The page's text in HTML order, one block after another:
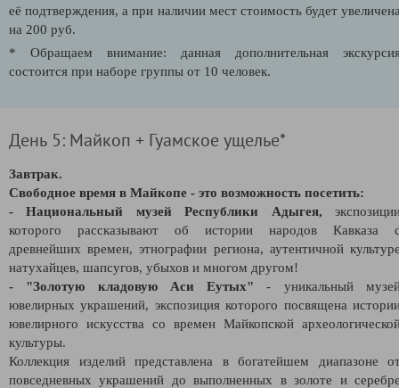
её подтверждения, а при наличии мест стоимость будет
на 200 руб.
* Обращаем внимание: данная дополнительная
состоится при наборе группы от 10 человек.
День 5: Майкоп + Гуамское ущелье*
Завтрак.
Свободное время в Майкопе - это возможность посетить:
- Национальный музей Республики Адыгея,
которого рассказывают об истории народов Кавказа
древнейших времен, этнографии региона, аутентичной
натухайцев, шапсугов, убыхов и многом другом!
- "Золотую кладовую Аси Еутых" - уникальный
ювелирных украшений, экспозиция которого посвящена
ювелирного искусства со времен Майкопской
культуры.
Коллекция изделий представлена в богатейшем диапазоне
повседневных украшений до выполненных в золоте и